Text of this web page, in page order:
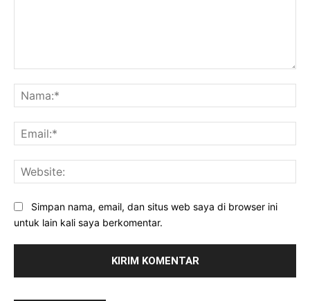
Simpan nama, email, dan situs web saya di browser ini
untuk lain kali saya berkomentar.